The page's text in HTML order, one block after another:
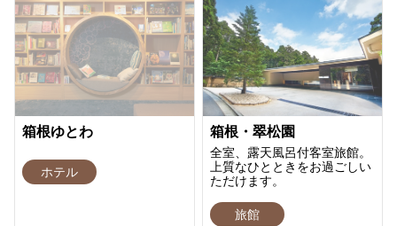
箱根ゆとわ
ホテル
箱根・翠松園
全室、露天風呂付客室旅館。
上質なひとときをお過ごしい
ただけます。
旅館